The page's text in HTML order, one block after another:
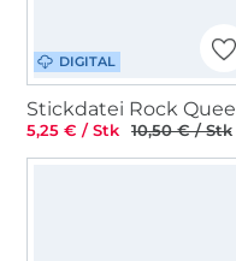
DIGITAL
5,25 € / Stk 10,50 € / Stk